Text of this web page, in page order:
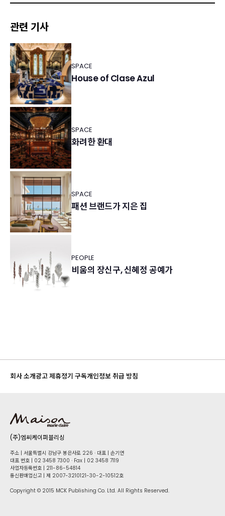
관련 기사
SPACE
House of Clase Azul
SPACE
화려한 환대
SPACE
패션 브랜드가 지은 집
PEOPLE
비움의 장신구, 신혜정 공예가
회사 소개광고 제휴정기 구독개인정보 취급 방침
(주)엠씨케이퍼블리싱
주소 | 서울특별시 강남구 봉은사로 226 · 대표 | 손기연
대표 번호 | 02 34​58 7300 · Fax | 02 34​58 7119
사업자등록번호 | 211-86-5​4814
통신판매업신고 | 제 2007-3210121-30-2-10512호
Copyright © 2015 MCK Publishing Co. Ltd. All Rights Reserved.